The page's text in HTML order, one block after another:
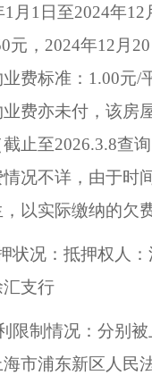
1月 1 日至2024年12
元， 2024年12月 20
费标准： 1.00元/
业费亦未付，该房
止至2026.3.8查
情况不详，由于时
以实际缴纳的欠
状况：抵押权人
支行
限制情况：分别
海市浦东新区人民